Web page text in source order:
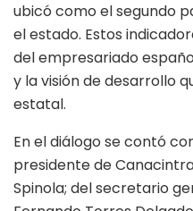
ubicó como el segundo
el estado. Estos
del empresariado
y la visión de desarrollo
estatal.
En el diálogo se contó
presidente de
Spinola; del secretario